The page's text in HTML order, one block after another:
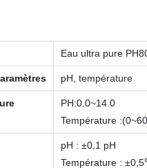
Eau ultra pure
pH, température
PH:0.0~14.0
Température
pH : ±0,1 pH
Température :